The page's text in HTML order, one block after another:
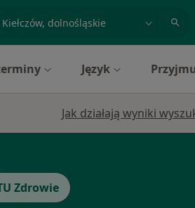
miasto lub dzielnica
Język
Jak działają wyniki
Zdrowie